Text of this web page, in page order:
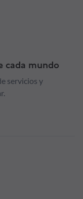
cada mundo
servicios y